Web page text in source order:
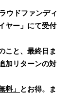
ウドファンディ
ヤー」にて受付
こと、最終日ま
加リターンの対
料」 とお得。ま